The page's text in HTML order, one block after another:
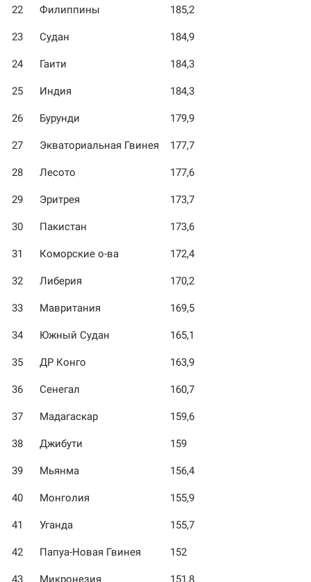
22 Филиппины 185,2
23 Судан 184,9
24 Гаити 184,3
25 Индия 184,3
26 Бурунди 179,9
27 Экваториальная Гвинея 177,7
28 Лесото 177,6
29 Эритрея 173,7
30 Пакистан 173,6
31 Коморские о-ва 172,4
32 Либерия 170,2
33 Мавритания 169,5
34 Южный Судан 165,1
35 ДР Конго 163,9
36 Сенегал 160,7
37 Мадагаскар 159,6
38 Джибути 159
39 Мьянма 156,4
40 Монголия 155,9
41 Уганда 155,7
42 Папуа-Новая Гвинея 152
43 Микронезия 151,8